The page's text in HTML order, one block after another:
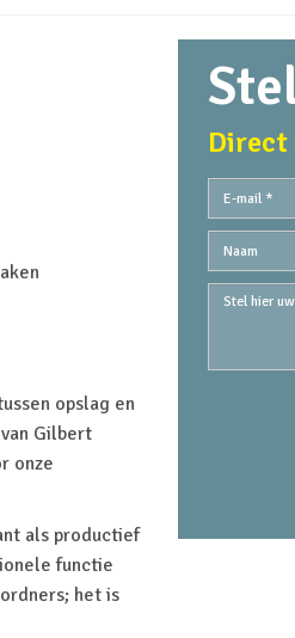
opslag en
Gilbert
onze
als productief
functie
het is
Direct